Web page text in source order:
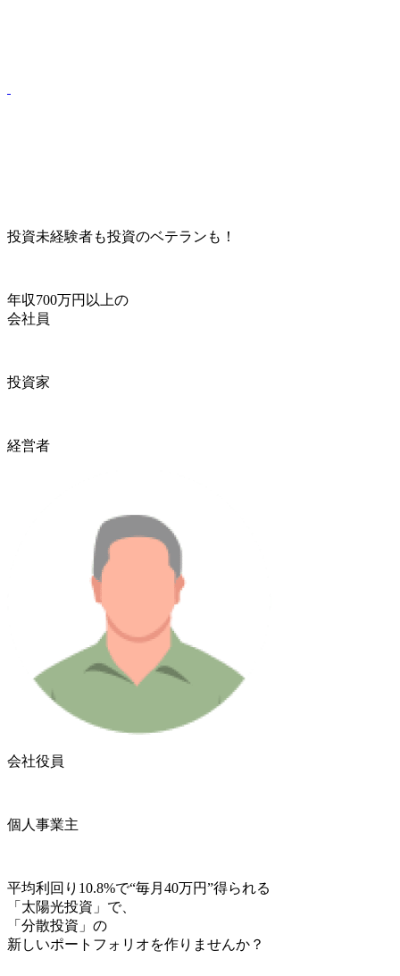
投資未経験者も投資のベテランも！
年収700万円以上の
会社員
投資家
経営者
会社役員
個人事業主
平均利回り10.8%で“毎月40万円”得られる
「太陽光投資」 で、
「分散投資」の
新しいポートフォリオを作りませんか？